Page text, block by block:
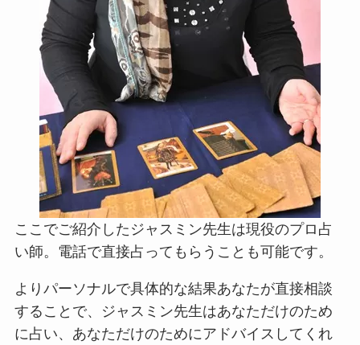
ここでご紹介したジャスミン先生は現役のプロ占
い師。電話で直接占ってもらうことも可能です。
よりパーソナルで具体的な結果あなたが直接相談
することで、ジャスミン先生はあなただけのため
に占い、あなただけのためにアドバイスしてくれ